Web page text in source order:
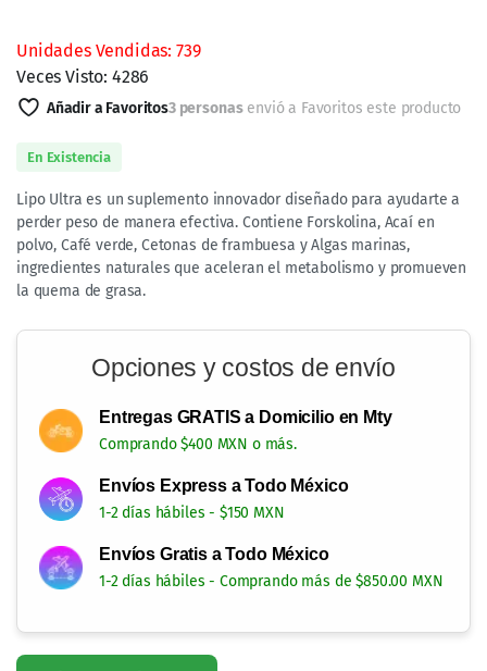
Para qué sirve: Las algas marinas son ricas en
minerales y antioxidantes, que pueden ayudar a
contribuyendo así a la pérdida de peso.
Modo de uso
suficiente agua. No exceda la dosis recomendada.
Consúmase diariamente para obtener mejores resultados.
Lipo Ultrade Ultra Advanc3 viene en bote con 30 cápsulas
de 500 mg cada una.
No se deje al alcance de los niños.
No consumir en el embarazo ni en el período de
No se use si es intolerante o sensible a los
ingredientes de la fórmula.
Este producto no es un medicamento. El consumo de
este producto es responsabilidad de quien lo